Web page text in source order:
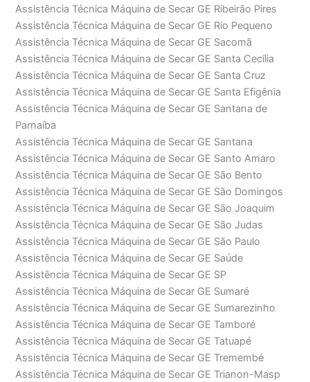
Assistência Técnica Máquina de Secar GE Ribeirão Pires
Assistência Técnica Máquina de Secar GE Rio Pequeno
Assistência Técnica Máquina de Secar GE Sacomã
Assistência Técnica Máquina de Secar GE Santa Cecília
Assistência Técnica Máquina de Secar GE Santa Cruz
Assistência Técnica Máquina de Secar GE Santa Efigênia
Assistência Técnica Máquina de Secar GE Santana de
Parnaíba
Assistência Técnica Máquina de Secar GE Santana
Assistência Técnica Máquina de Secar GE Santo Amaro
Assistência Técnica Máquina de Secar GE São Bento
Assistência Técnica Máquina de Secar GE São Domingos
Assistência Técnica Máquina de Secar GE São Joaquim
Assistência Técnica Máquina de Secar GE São Judas
Assistência Técnica Máquina de Secar GE São Paulo
Assistência Técnica Máquina de Secar GE Saúde
Assistência Técnica Máquina de Secar GE SP
Assistência Técnica Máquina de Secar GE Sumaré
Assistência Técnica Máquina de Secar GE Sumarezinho
Assistência Técnica Máquina de Secar GE Tamboré
Assistência Técnica Máquina de Secar GE Tatuapé
Assistência Técnica Máquina de Secar GE Tremembé
Assistência Técnica Máquina de Secar GE Trianon-Masp